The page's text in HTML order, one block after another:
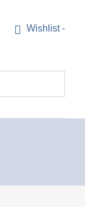
Wishlist -